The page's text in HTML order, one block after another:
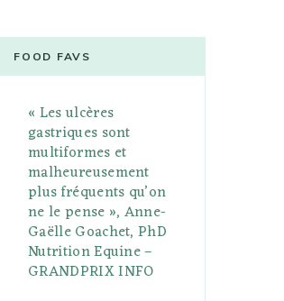
g
l
e
P
u
s
t
a
g
r
a
e
r
e
s
o
l
FOOD FAVS
« Les ulcères
gastriques sont
multiformes et
malheureusement
plus fréquents qu’on
ne le pense », Anne-
Gaëlle Goachet, PhD
Nutrition Equine –
GRANDPRIX INFO